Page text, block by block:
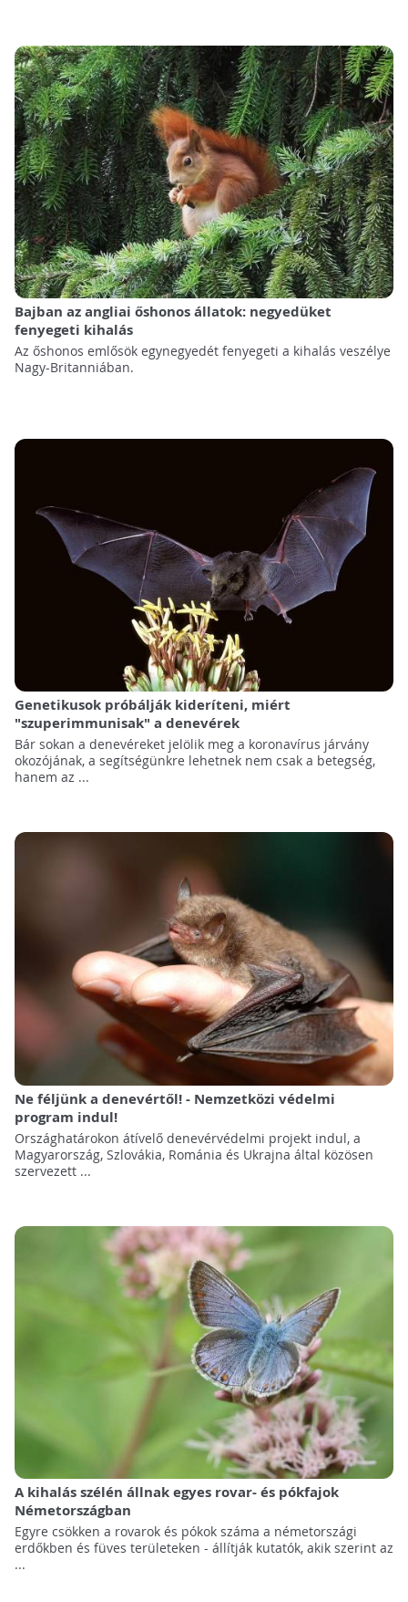
Bajban az angliai őshonos állatok: negyedüket
fenyegeti kihalás
Az őshonos emlősök egynegyedét fenyegeti a kihalás veszélye
Nagy-Britanniában.
Genetikusok próbálják kideríteni, miért
"szuperimmunisak" a denevérek
Bár sokan a denevéreket jelölik meg a koronavírus járvány
okozójának, a segítségünkre lehetnek nem csak a betegség,
hanem az ...
Ne féljünk a denevértől! - Nemzetközi védelmi
program indul!
Országhatárokon átívelő denevérvédelmi projekt indul, a
Magyarország, Szlovákia, Románia és Ukrajna által közösen
szervezett ...
A kihalás szélén állnak egyes rovar- és pókfajok
Németországban
Egyre csökken a rovarok és pókok száma a németországi
erdőkben és füves területeken - állítják kutatók, akik szerint az
...